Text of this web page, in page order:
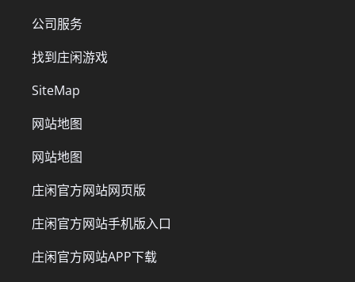
公司服务
找到庄闲游戏
SiteMap
网站地图
网站地图
庄闲官方网站网页版
庄闲官方网站手机版入口
庄闲官方网站APP下载